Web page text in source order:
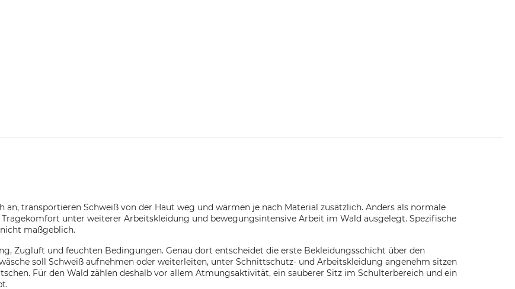
transportieren Schweiß von der Haut weg und wärmen je nach Material zusätzlich. Anders als normale
unter weiterer Arbeitskleidung und bewegungsintensive Arbeit im Wald ausgelegt. Spezifische
maßgeblich.
Zugluft und feuchten Bedingungen. Genau dort entscheidet die erste Bekleidungsschicht über den
soll Schweiß aufnehmen oder weiterleiten, unter Schnittschutz- und Arbeitskleidung angenehm sitzen
Für den Wald zählen deshalb vor allem Atmungsaktivität, ein sauberer Sitz im Schulterbereich und ein